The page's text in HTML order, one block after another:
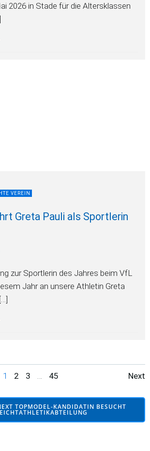
2026 in Stade für die Altersklassen
VEREIN
Greta Pauli als Sportlerin
zur Sportlerin des Jahres beim VfL
Jahr an unsere Athletin Greta
Page
1 Page
2 Page
3 Page
45 Next
TOPMODEL-KANDIDATIN BESUCHT